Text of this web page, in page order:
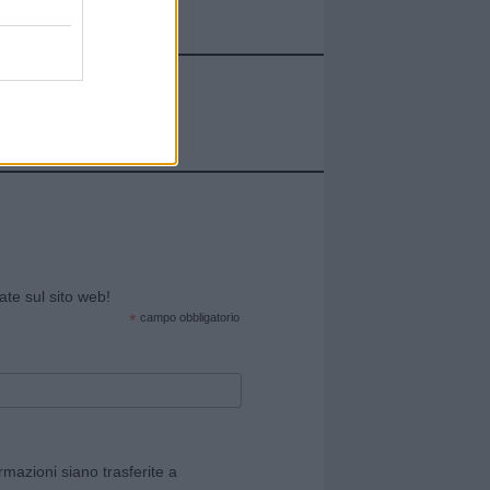
sul sito web!
* campo obbligatorio
siano trasferite a